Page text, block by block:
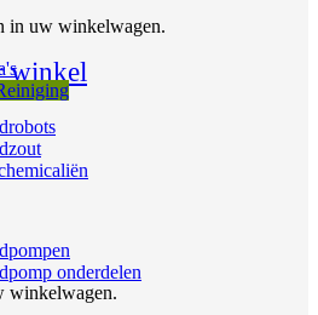
in uw winkelwagen.
winkel
winkelwagen.
onderdelen